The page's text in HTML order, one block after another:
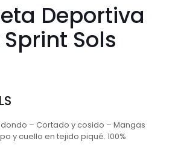
Deportiva
Sols
– Cortado y cosido – Mangas
y cuello en tejido piqué. 100%